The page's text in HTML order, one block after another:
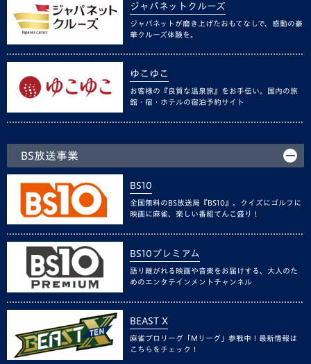
ジャパネットクルーズ
ジャパネットが磨き上げたおもてなしで、感動の豪
華クルーズ体験を。
ゆこゆこ
お客様の『良質な温泉旅』をお手伝い。国内の旅
館・宿・ホテルの宿泊予約サイト
BS放送事業
BS10
全国無料のBS放送局『BS10』。クイズにゴルフに
映画に麻雀、楽しい番組てんこ盛り！
BS10プレミアム
語り継がれる映画や音楽をお届けする、大人のた
めのエンタテインメントチャンネル
BEAST X
麻雀プロリーグ「Mリーグ」参戦中！最新情報は
こちらをチェック！